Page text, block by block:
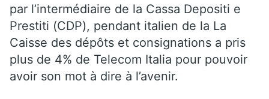
par l’intermédiaire de la Cassa Depositi e
Prestiti (CDP), pendant italien de la La
Caisse des dépôts et consignations a pris
plus de 4% de Telecom Italia pour pouvoir
avoir son mot à dire à l’avenir.